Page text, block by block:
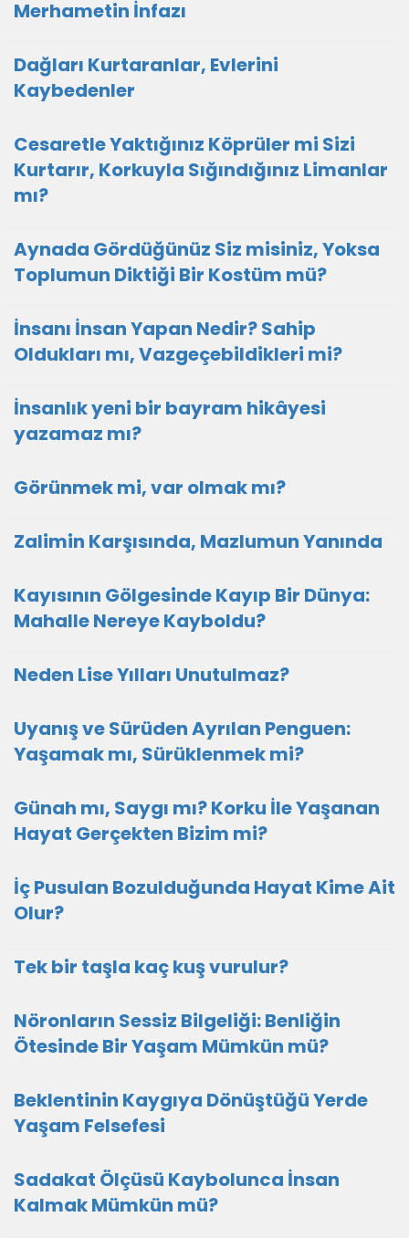
Merhametin İnfazı
Dağları Kurtaranlar, Evlerini
Kaybedenler
Cesaretle Yaktığınız Köprüler mi Sizi
Kurtarır, Korkuyla Sığındığınız Limanlar
mı?
Aynada Gördüğünüz Siz misiniz, Yoksa
Toplumun Diktiği Bir Kostüm mü?
İnsanı İnsan Yapan Nedir? Sahip
Oldukları mı, Vazgeçebildikleri mi?
İnsanlık yeni bir bayram hikâyesi
yazamaz mı?
Görünmek mi, var olmak mı?
Zalimin Karşısında, Mazlumun Yanında
Kayısının Gölgesinde Kayıp Bir Dünya:
Mahalle Nereye Kayboldu?
Neden Lise Yılları Unutulmaz?
Uyanış ve Sürüden Ayrılan Penguen:
Yaşamak mı, Sürüklenmek mi?
Günah mı, Saygı mı? Korku İle Yaşanan
Hayat Gerçekten Bizim mi?
İç Pusulan Bozulduğunda Hayat Kime Ait
Olur?
Tek bir taşla kaç kuş vurulur?
Nöronların Sessiz Bilgeliği: Benliğin
Ötesinde Bir Yaşam Mümkün mü?
Beklentinin Kaygıya Dönüştüğü Yerde
Yaşam Felsefesi
Sadakat Ölçüsü Kaybolunca İnsan
Kalmak Mümkün mü?